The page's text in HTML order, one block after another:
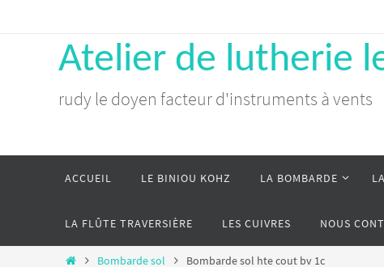
Atelier de lutherie
rudy le doyen facteur d'instruments à vents
ACCUEIL LE BINIOU KOHZ LA BOMBARDE
LA FLÛTE TRAVERSIÈRE LES CUIVRES NOUS
Bombarde sol Bombarde sol hte cout bv 1c